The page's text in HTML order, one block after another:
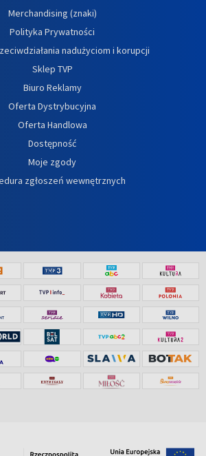
Merchandising (znaki)
Polityka Prywatności
nadużyciom i korupcji
Sklep TVP
Biuro Reklamy
Oferta Dystrybucyjna
Oferta Handlowa
Dostępność
Moje zgody
zgłoszeń wewnętrznych